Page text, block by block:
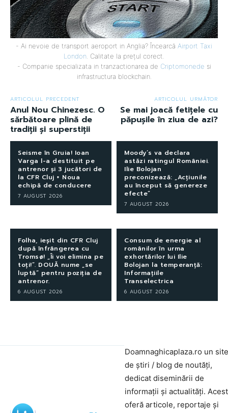
- Ai nevoie de transport aeroport in Anglia? Încearcă Airport Taxi
London . Calitate la prețul corect.
- Companie specializata in tranzactionarea de Criptomonede si
infrastructura blockchain.
ARTICOLUL PRECEDENT
Anul Nou Chinezesc. O
sărbătoare plină de
tradiții și superstiții
ARTICOLUL URMĂTOR
Se mai joacă fetițele cu
păpușile în ziua de azi?
Seisme în Gruia! Ioan
Varga l-a destituit pe
antrenor și 3 jucători de
la CFR Cluj + Noua
echipă de conducere
7 AUGUST 2026
Moody’s va declara
astăzi ratingul României.
Ilie Bolojan
preconizează: „Acțiunile
au început să genereze
efecte”
7 AUGUST 2026
Folha, ieșit din CFR Cluj
după înfrângerea cu
Tromsø! „Îi voi elimina pe
toți!”. DOUĂ nume „se
luptă” pentru poziția de
antrenor.
6 AUGUST 2026
Consum de energie al
românilor în urma
exhortărilor lui Ilie
Bolojan la temperanță:
Informațiile
Transelectrica
6 AUGUST 2026
Doamnaghicaplaza.ro un site
de știri / blog de noutăți,
dedicat diseminării de
informații și actualități.
oferă articole, reportaje și